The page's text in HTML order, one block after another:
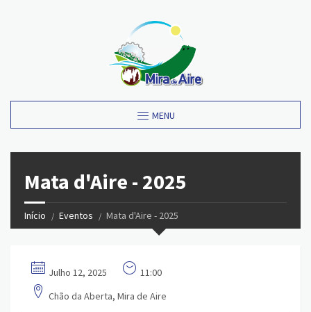
MENU
Mata d'Aire - 2025
Início Eventos Mata d'Aire - 2025
Julho 12, 2025
11:00
Chão da Aberta, Mira de Aire